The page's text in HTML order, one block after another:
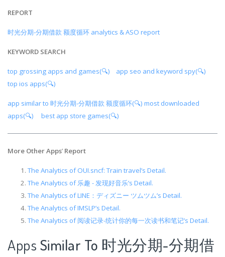
REPORT
时光分期-分期借款 额度循环 analytics & ASO report
KEYWORD SEARCH
top grossing apps and games(🔍)
app seo and keyword spy(🔍)
top ios apps(🔍)
app similar to 时光分期-分期借款 额度循环(🔍) most downloaded
apps(🔍)
best app store games(🔍)
More Other Apps’ Report
The Analytics of OUI.sncf: Train travel’s Detail.
The Analytics of 乐趣 - 发现好音乐’s Detail.
The Analytics of LINE：ディズニー ツムツム’s Detail.
The Analytics of IMSLP’s Detail.
The Analytics of 阅读记录-统计你的每一次读书和笔记’s Detail.
Apps Similar To 时光分期-分期借